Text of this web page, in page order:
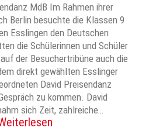
MdB Im Rahmen ihrer
Berlin besuchte die Klassen 9
Esslingen den Deutschen
die Schülerinnen und Schüler
der Besuchertribüne auch die
direkt gewählten Esslinger
David Preisendanz
zu kommen. David
sich Zeit, zahlreiche…